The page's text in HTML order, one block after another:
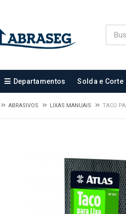
Departamentos Solda e Corte
ABRASIVOS LIXAS MANUAIS TACO